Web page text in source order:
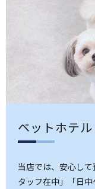
ペットホテル
当店では、安心し
タッフ在中」「日